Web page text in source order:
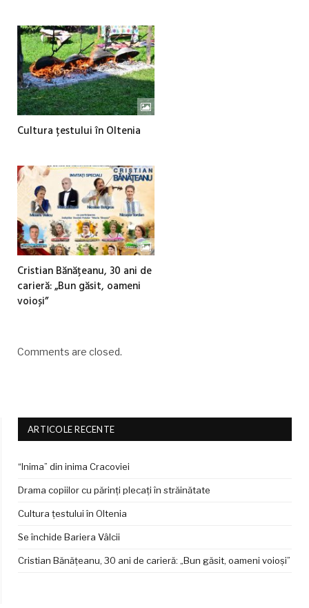
Cultura țestului în Oltenia
Cristian Bănățeanu, 30 ani de
carieră: „Bun găsit, oameni
voioși”
Comments are closed.
ARTICOLE RECENTE
“Inima” din inima Cracoviei
Drama copiilor cu părinți plecați în străinătate
Cultura țestului în Oltenia
Se închide Bariera Vâlcii
Cristian Bănățeanu, 30 ani de carieră: „Bun găsit, oameni voioși”